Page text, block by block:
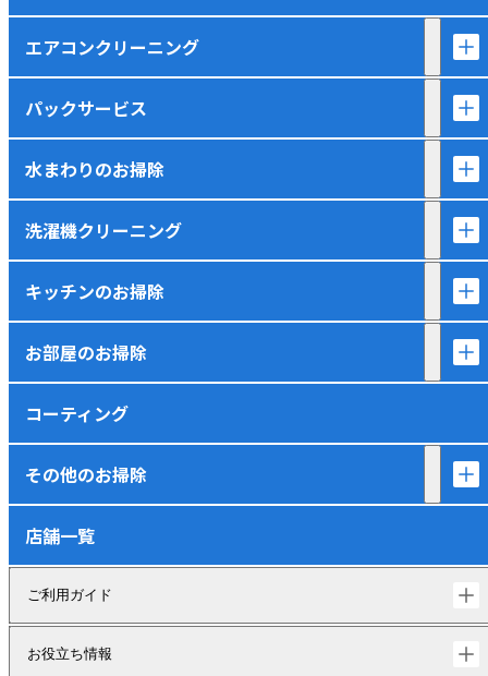
エアコンクリーニング
パックサービス
水まわりのお掃除
洗濯機クリーニング
キッチンのお掃除
お部屋のお掃除
コーティング
その他のお掃除
店舗一覧
ご利用ガイド
お役立ち情報